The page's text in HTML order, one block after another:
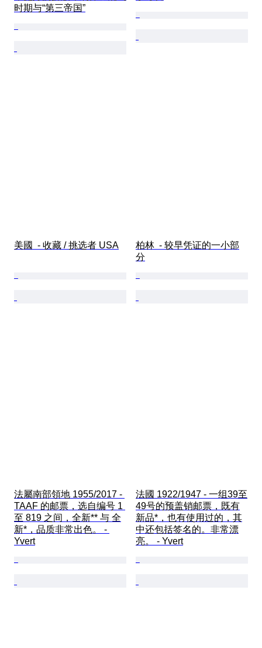
时期与“第三帝国”
美國  - 收藏 / 挑选者 USA
柏林  - 较早凭证的一小部
分
法屬南部領地 1955/2017 -
TAAF 的邮票，选自编号 1
至 819 之间，全新** 与 全
新*，品质非常出色。 -
Yvert
法國 1922/1947 - 一组39至
49号的预盖销邮票，既有
新品*，也有使用过的，其
中还包括签名的。非常漂
亮。 - Yvert